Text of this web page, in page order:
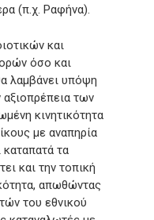
(π.χ. Ραφήνα).
και
όσο και
λαμβάνει υπόψη
αξιοπρέπεια των
κινητικότητα
με αναπηρία
καταπατά τα
και την τοπική
απωθώντας
του εθνικού